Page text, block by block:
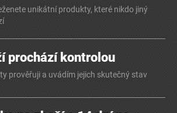
unikátní produkty, které nikdo jiný
prochází kontrolou
prověřuji a uvádím jejich skutečný stav